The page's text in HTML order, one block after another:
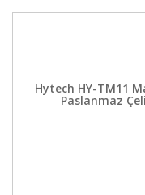
Hytech HY-TM11
Paslanmaz